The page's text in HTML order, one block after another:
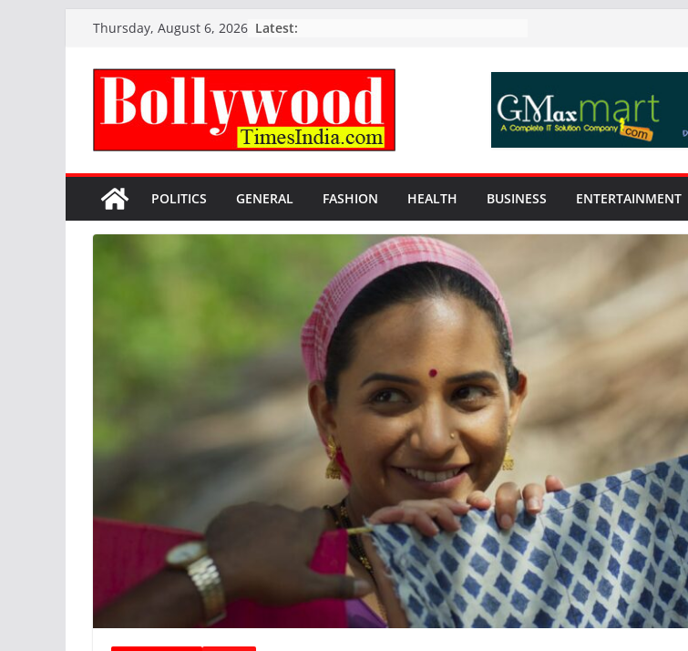
content
Thursday, August 6, 2026 Latest:
POLITICS GENERAL FASHION HEALTH BUSINESS ENTERTAINMENT